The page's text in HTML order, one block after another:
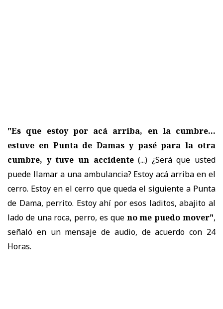
"Es que estoy por acá arriba, en la cumbre...
estuve en Punta de Damas y pasé para la otra
cumbre, y tuve un accidente(...) ¿Será que usted
puede llamar a una ambulancia? Estoy acá arriba en el
cerro. Estoy en el cerro que queda el siguiente a Punta
de Dama, perrito. Estoy ahí por esos laditos, abajito al
lado de una roca, perro, es que no me puedo mover",
señaló en un mensaje de audio, de acuerdo con 24
Horas.